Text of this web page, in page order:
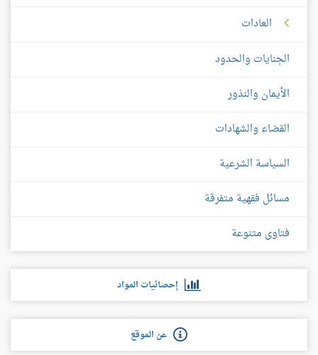
العادات
الجنايات والحدود
الأيمان والنذور
القضاء والشهادات
السياسة الشرعية
مسائل فقهية متفرقة
فتاوى متنوعة
إحصائيات المواد
عن الموقع